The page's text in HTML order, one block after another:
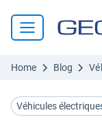
Home Blog
Véhicules